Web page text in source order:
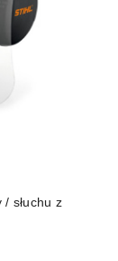
/ słuchu z